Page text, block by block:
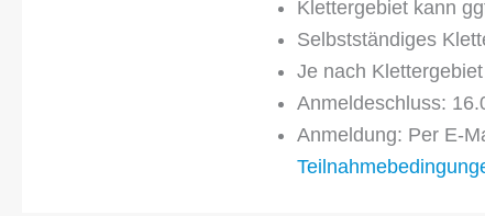
Klettergebiet kann
Selbstständiges
Je nach
Anmeldeschluss:
Anmeldung: Per E-